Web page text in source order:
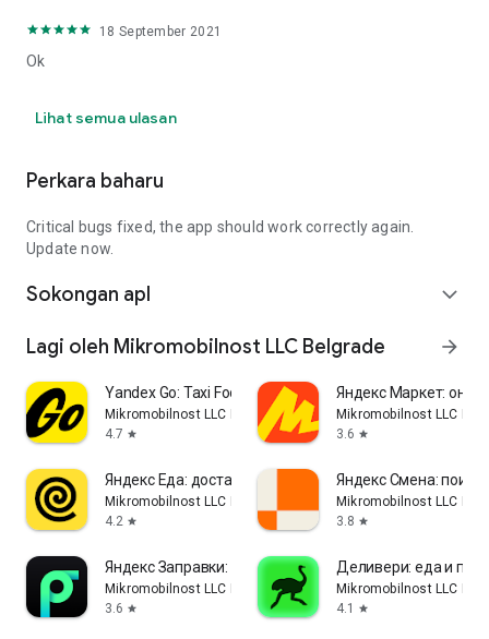
18 September 2021
Ok
Lihat semua ulasan
Perkara baharu
Critical bugs fixed, the app should work correctly again.
Update now.
Sokongan apl expand_more
Lagi oleh Mikromobilnost LLC Belgrade arrow_forward
Yandex Go: Taxi Food Delivery
Mikromobilnost LLC Belgrade
4.7 star
Яндекс Маркет:
Mikromobilnost LLC
3.6 star
Яндекс Еда: доставка еды
Mikromobilnost LLC Belgrade
4.2 star
Яндекс Смена: поиск
Mikromobilnost LLC
3.8 star
Яндекс Заправки: АЗС на карте
Mikromobilnost LLC Belgrade
3.6 star
Деливери: еда и
Mikromobilnost LLC
4.1
star